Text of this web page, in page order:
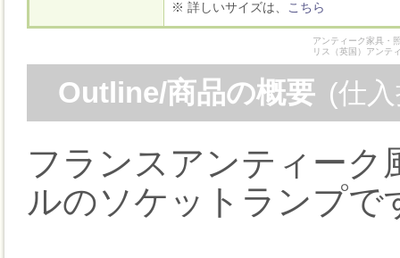
※ 詳しいサイズは、 こちら
アンティーク家具・
リス（英国）アンテ
Outline/商品の概要 (仕
フランスアンティー
ルのソケットランプで